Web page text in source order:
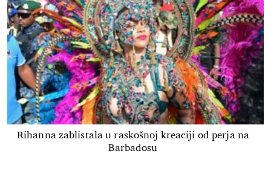
Rihanna zablistala u raskošnoj kreaciji od perja na
Barbadosu